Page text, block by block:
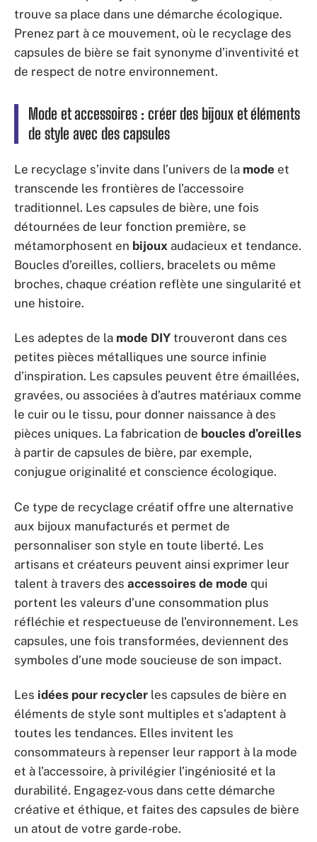
trouve sa place dans une démarche écologique.
Prenez part à ce mouvement, où le recyclage des
capsules de bière se fait synonyme d’inventivité et
de respect de notre environnement.
Mode et accessoires : créer des bijoux et éléments
de style avec des capsules
Le recyclage s’invite dans l’univers de la mode et
transcende les frontières de l’accessoire
traditionnel. Les capsules de bière, une fois
détournées de leur fonction première, se
métamorphosent en bijoux audacieux et tendance.
Boucles d’oreilles, colliers, bracelets ou même
broches, chaque création reflète une singularité et
une histoire.
Les adeptes de la mode DIY trouveront dans ces
petites pièces métalliques une source infinie
d’inspiration. Les capsules peuvent être émaillées,
gravées, ou associées à d’autres matériaux comme
le cuir ou le tissu, pour donner naissance à des
pièces uniques. La fabrication de boucles d’oreilles
à partir de capsules de bière, par exemple,
conjugue originalité et conscience écologique.
Ce type de recyclage créatif offre une alternative
aux bijoux manufacturés et permet de
personnaliser son style en toute liberté. Les
artisans et créateurs peuvent ainsi exprimer leur
talent à travers des accessoires de mode qui
portent les valeurs d’une consommation plus
réfléchie et respectueuse de l’environnement. Les
capsules, une fois transformées, deviennent des
symboles d’une mode soucieuse de son impact.
Les idées pour recycler les capsules de bière en
éléments de style sont multiples et s’adaptent à
toutes les tendances. Elles invitent les
consommateurs à repenser leur rapport à la mode
et à l’accessoire, à privilégier l’ingéniosité et la
durabilité. Engagez-vous dans cette démarche
créative et éthique, et faites des capsules de bière
un atout de votre garde-robe.